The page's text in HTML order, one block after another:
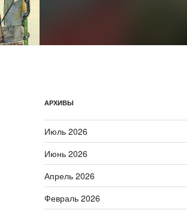
АРХИВЫ
Июль 2026
Июнь 2026
Апрель 2026
Февраль 2026